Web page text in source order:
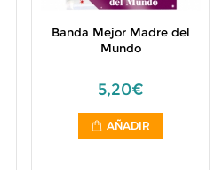
Banda Mejor Madre del
Mundo
5,20€
AÑADIR